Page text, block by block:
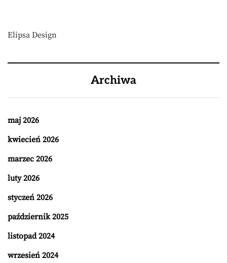
Elipsa Design
Archiwa
maj 2026
kwiecień 2026
marzec 2026
luty 2026
styczeń 2026
październik 2025
listopad 2024
wrzesień 2024